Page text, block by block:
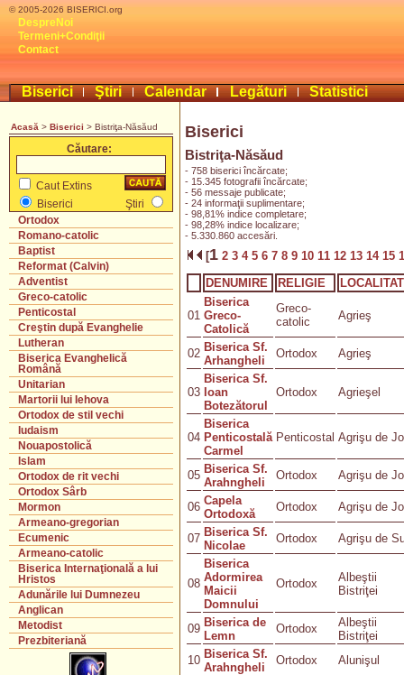
© 2005-2026 BISERICI.org
DespreNoi
Termeni+Condiţii
Contact
Biserici Ştiri Calendar Legături Statistici
Acasă > Biserici > Bistriţa-Năsăud
Căutare:
Caut Extins
Biserici
Ştiri
Ortodox
Romano-catolic
Baptist
Reformat (Calvin)
Adventist
Greco-catolic
Penticostal
Creştin după Evanghelie
Lutheran
Biserica Evanghelică
Română
Unitarian
Martorii lui Iehova
Ortodox de stil vechi
Iudaism
Nouapostolică
Islam
Ortodox de rit vechi
Ortodox Sârb
Mormon
Armeano-gregorian
Ecumenic
Armeano-catolic
Biserica Internaţională a lui
Hristos
Adunările lui Dumnezeu
Anglican
Metodist
Prezbiteriană
Biserici
Bistriţa-Năsăud
- 758 biserici încărcate;
- 15.345 fotografii încărcate;
- 56 messaje publicate;
- 24 informaţii suplimentare;
- 98,81% indice completare;
- 98,28% indice localizare;
- 5.330.860 accesări.
[1 2 3 4 5 6 7 8 9 10 11 12 13 14 15
DENUMIRE
RELIGIE
01
Biserica
Greco-
Catolică
Greco-
catolic
Agrieş
02 Biserica Sf.
Arhangheli
Ortodox Agrieş
03
Biserica Sf.
Ioan
Botezătorul
Ortodox Agrieşel
04
Biserica
Penticostală
Carmel
Penticostal Agrişu de
05 Biserica Sf.
Arahngheli
Ortodox Agrişu de
06 Capela
Ortodoxă
Ortodox Agrişu de
07 Biserica Sf.
Nicolae
Ortodox Agrişu de
08
Biserica
Adormirea
Maicii
Domnului
Ortodox
Albeştii
Bistriţei
09 Biserica de
Lemn
Ortodox
Albeştii
Bistriţei
10 Biserica Sf.
Arahngheli
Ortodox Alunişul